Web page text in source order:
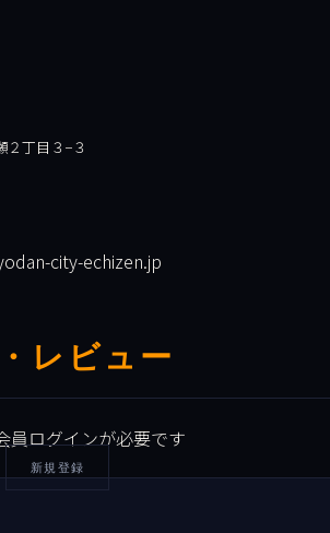
２丁目３−３
city-echizen.jp
レビュー
員ログインが必要です
新規登録